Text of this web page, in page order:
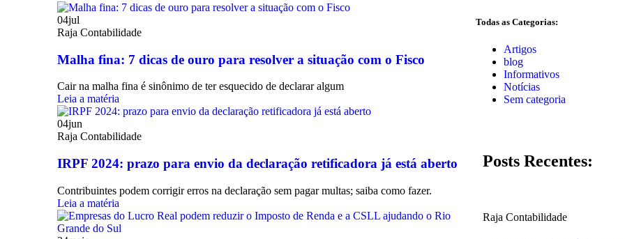
04jul
Raja Contabilidade
Malha fina: 7 dicas de ouro para resolver a situação com o Fisco
Cair na malha fina é sinônimo de ter esquecido de declarar algum
Leia a matéria
04jun
Raja Contabilidade
IRPF 2024: prazo para envio da declaração retificadora já está aberto
Contribuintes podem corrigir erros na declaração sem pagar multas; saiba como fazer.
Leia a matéria
Todas as Categorias:
Artigos
blog
Informativos
Notícias
Sem categoria
Posts Recentes:
Raja Contabilidade